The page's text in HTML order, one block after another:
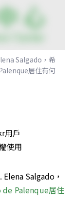
Salgado，希
居住有何
用戶
使用
Salgado，
Palenque居住